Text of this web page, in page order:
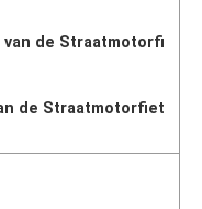
van de Straatmotorfi
de Straatmotorfiet